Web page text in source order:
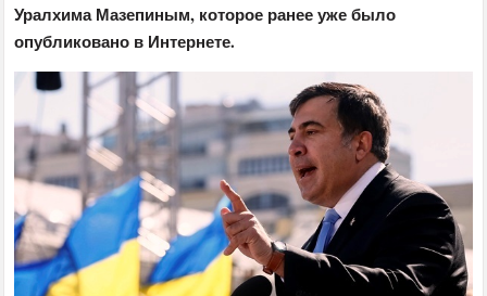
Уралхима Мазепиным, которое ранее уже было
опубликовано в Интернете.